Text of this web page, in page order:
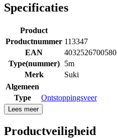
Specificaties
Product
Productnummer 113347
EAN
4032526700580
Type(nummer)
5m
Merk
Suki
Algemeen
Type
Ontstoppingsveer
Lees meer
Productveiligheid